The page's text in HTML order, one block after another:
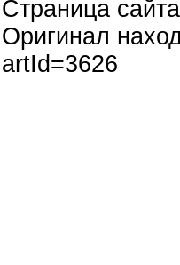
Страница
Оригинал
artId=3626